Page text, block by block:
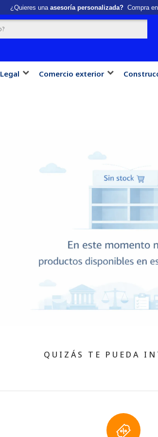
¿Quieres una asesoría personalizada?Compra
Legal Comercio exterior
QUIZÁS TE PUEDA